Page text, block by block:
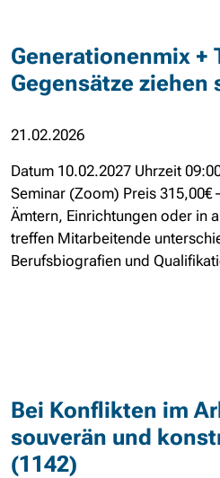
Generationenmix +
Gegensätze ziehen
21.02.2026
Datum 10.02.2027 Uhrzeit
Seminar (Zoom) Preis 315,00€
Ämtern, Einrichtungen oder in
treffen Mitarbeitende
Berufsbiografien und
Bei Konflikten im
souverän und
(1142)